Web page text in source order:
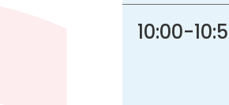
10:00-